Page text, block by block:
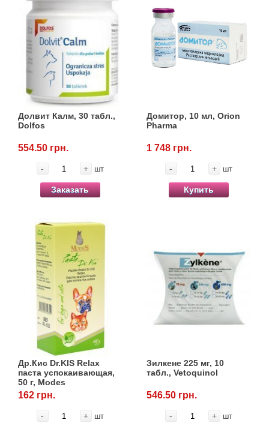
Долвит Калм, 30 табл.,
Dolfos
554.50 грн.
- + шт
Заказать
Домитор, 10 мл, Orion
Pharma
1 748 грн.
- + шт
Купить
Др.Кис Dr.KIS Relax
паста успокаивающая,
50 г, Modes
162 грн.
- + шт
Зилкене 225 мг, 10
табл., Vetoquinol
546.50 грн.
- + шт